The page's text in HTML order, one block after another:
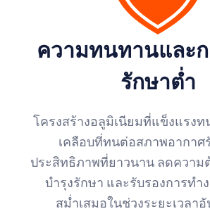
ความทนทานและก
รักษาต่ำ
โครงสร้างอลูมิเนียมที่แข็งแรง
เคลือบที่ทนต่อสภาพอากาศ
ประสิทธิภาพที่ยาวนาน ลดความ
บำรุงรักษา และรับรองการทำ
สม่ำเสมอในช่วงระยะเวลา